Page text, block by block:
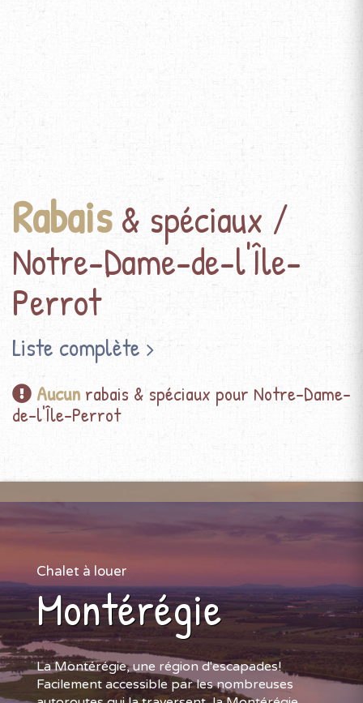
Rabais& spéciaux /
Notre-Dame-de-l'Île-
Perrot
Liste complète
Aucun rabais & spéciaux pour Notre-Dame-
de-l'Île-Perrot
Chalet à louer
Montérégie
La Montérégie, une région d'escapades!
Facilement accessible par les nombreuses